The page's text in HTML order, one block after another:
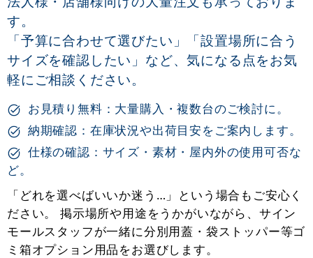
す。
「予算に合わせて選びたい」「設置場所に合う
サイズを確認したい」など、気になる点をお気
軽にご相談ください。
お見積り無料：大量購入・複数台のご検討に。
納期確認：在庫状況や出荷目安をご案内します。
仕様の確認：サイズ・素材・屋内外の使用可否な
ど。
「どれを選べばいいか迷う…」という場合もご安心く
ださい。 掲示場所や用途をうかがいながら、サイン
モールスタッフが一緒に分別用蓋・袋ストッパー等ゴ
ミ箱オプション用品をお選びします。